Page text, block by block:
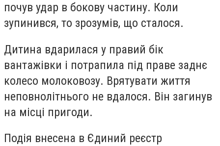
почув удар в бокову частину. Коли
зупинився, то зрозумів, що сталося.
Дитина вдарилася у правий бік
вантажівки і потрапила під праве заднє
колесо молоковозу. Врятувати життя
неповнолітнього не вдалося. Він загинув
на місці пригоди.
Подія внесена в Єдиний реєстр